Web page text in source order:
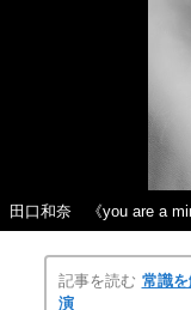
田口和奈 《you are a
記事を読む 常識
演